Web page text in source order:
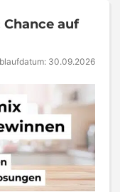
auf
30.09.2026